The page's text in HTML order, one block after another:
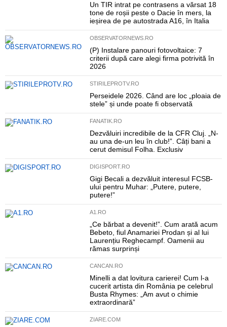
Un TIR intrat pe contrasens a vărsat 18
tone de roșii peste o Dacie în mers, la
ieșirea de pe autostrada A16, în Italia
OBSERVATORNEWS.RO
(P) Instalare panouri fotovoltaice: 7
criterii după care alegi firma potrivită în
2026
STIRILEPROTV.RO
Perseidele 2026. Când are loc „ploaia de
stele” și unde poate fi observată
FANATIK.RO
Dezvăluiri incredibile de la CFR Cluj. „N-
au una de-un leu în club!”. Câți bani a
cerut demisul Folha. Exclusiv
DIGISPORT.RO
Gigi Becali a dezvăluit interesul FCSB-
ului pentru Muhar: „Putere, putere,
putere!”
A1.RO
„Ce bărbat a devenit!”. Cum arată acum
Bebeto, fiul Anamariei Prodan și al lui
Laurențiu Reghecampf. Oamenii au
rămas surprinși
CANCAN.RO
Minelli a dat lovitura carierei! Cum l-a
cucerit artista din România pe celebrul
Busta Rhymes: „Am avut o chimie
extraordinară”
ZIARE.COM